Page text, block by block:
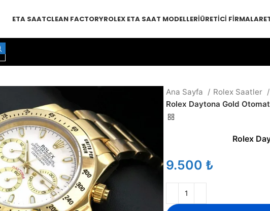
ETA SAATCLEAN FACTORYROLEX ETA SAAT MODELLERIÜRETICI FIRMALAR
Ana Sayfa Rolex Saatler
Rolex Daytona Gold
Rolex
₺